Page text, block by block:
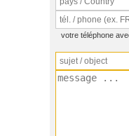
votre téléphone